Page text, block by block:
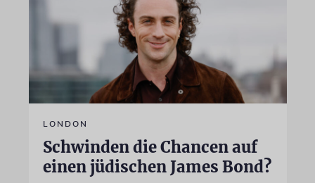
LONDON
Schwinden die Chancen auf
einen jüdischen James Bond?